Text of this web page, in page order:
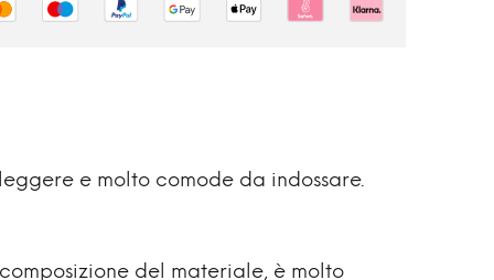
leggere e molto comode da indossare.
del materiale, è molto